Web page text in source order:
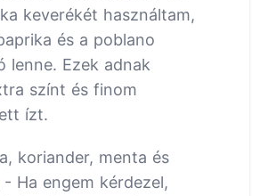
keverékét használtam,
és a poblano
lenne. Ezek adnak
színt és finom
ízt.
koriander, menta és
Ha engem kérdezel,